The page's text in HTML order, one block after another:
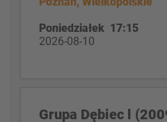
Poniedziałek 17:15
2026-08-10
Grupa Dębiec l